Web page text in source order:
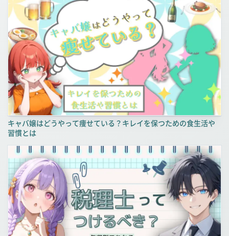
キャバ嬢はどうやって痩せている？キレイを保つための食生活や
習慣とは